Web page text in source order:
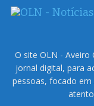
O site OLN - Aveiro
jornal digital, para
pessoas, focado em